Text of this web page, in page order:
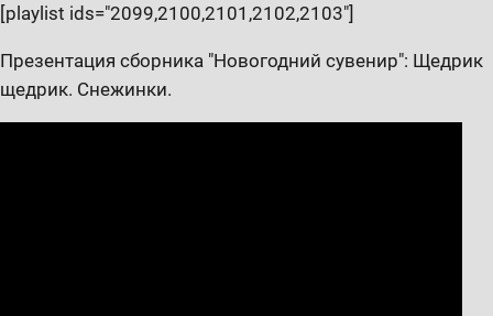
[playlist ids="2099,2100,2101,2102,2103"]
Презентация сборника "Новогодний сувенир": Щедрик
щедрик. Снежинки.